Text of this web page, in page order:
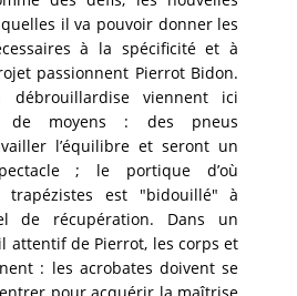
il va pouvoir donner les
à la spécificité et à
passionnent Pierrot Bidon.
débrouillardise viennent ici
de moyens : des pneus
l’équilibre et seront un
; le portique d’où
trapézistes est "bidouillé" à
de récupération. Dans un
attentif de Pierrot, les corps et
: les acrobates doivent se